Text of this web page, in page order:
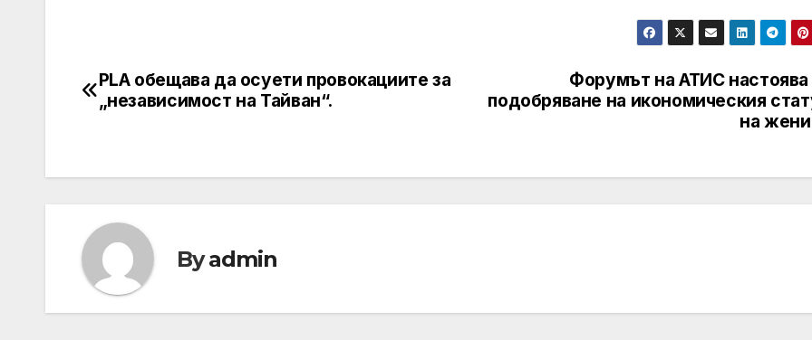
Post
Форумът на АТИС настоява
подобряване на икономическия
на
PLA обещава да осуети провокациите за
„независимост на Тайван“.
Byadmin